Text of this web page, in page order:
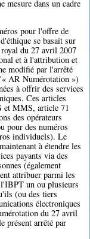
mesure dans un cadre
pour l'offre de
se basait sur
du 27 avril 2007
et à l'attribution et
modifié par l'arrêté
AR Numérotation »)
à offrir des services
Ces articles
et MMS, article 71
des opérateurs
pour des numéros
individuels). Le
à étendre les
payants via des
(également
attribuer parmi les
l'IBPT un ou plusieurs
(ou des tiers
électroniques
du 27 avril
présent arrêté par